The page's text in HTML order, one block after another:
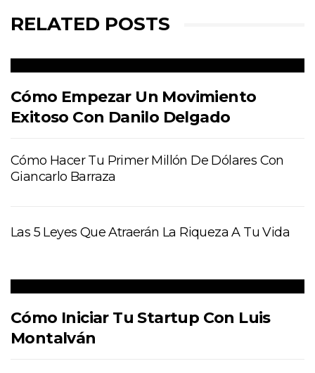
RELATED POSTS
Cómo Empezar Un Movimiento
Exitoso Con Danilo Delgado
Cómo Hacer Tu Primer Millón De Dólares Con
Giancarlo Barraza
Las 5 Leyes Que Atraerán La Riqueza A Tu Vida
Cómo Iniciar Tu Startup Con Luis
Montalván